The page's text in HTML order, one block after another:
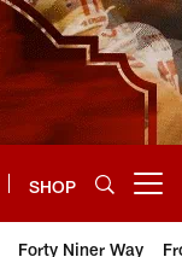
SHOP
Forty Niner Way